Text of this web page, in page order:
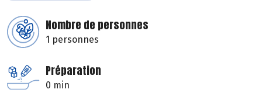
Nombre de personnes
1 personnes
Préparation
0 min